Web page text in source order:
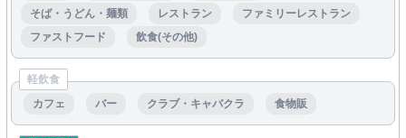
そば・うどん・麺類
レストラン
ファミリーレストラン
ファストフード
飲食(その他)
軽飲食
カフェ
バー クラブ・キャバクラ 食物販